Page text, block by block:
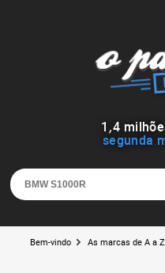
1 ,4
segunda
Bem-vindo As marcas de A a Z